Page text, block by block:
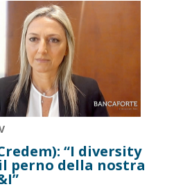
“I diversity
perno della nostra